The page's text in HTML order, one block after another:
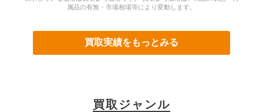
属品の有無・市場相場等により変動します。
買取実績をもっとみる
買取ジャンル